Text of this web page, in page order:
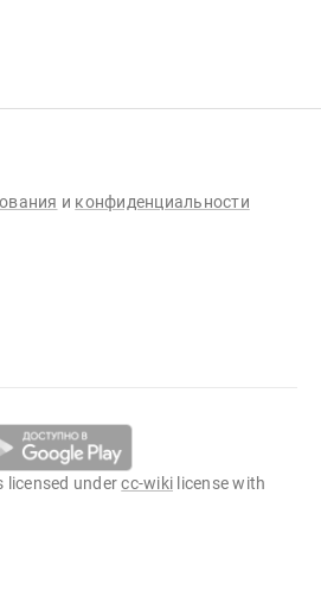
и конфиденциальности
licensed undercc-wiki license with